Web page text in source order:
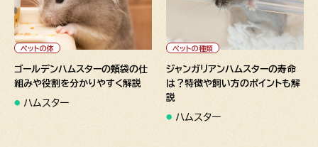
" alt="ゴールデンハムスターの
頬袋の仕組みや役割を分かりや
すく解説">
ペットの体
ゴールデンハムスターの頬袋の仕
組みや役割を分かりやすく解説
ハムスター
" alt="ジャンガリアンハムスタ
ーの寿命は？特徴や飼い方の
ポイントも解説">
ペットの種類
ジャンガリアンハムスターの寿命
は？特徴や飼い方のポイントも解
説
ハムスター